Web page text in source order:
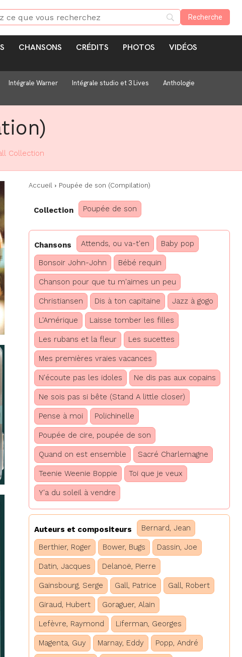
CHANSONS CRÉDITS PHOTOS
VIDÉOS
Intégrale Warner Intégrale studio et 3 Lives
Anthologie
Collection
Accueil Poupée de son (Compilation)
Collection Poupée de son
Chansons Attends, ou va-t'en Baby pop
Bonsoir John-John Bébé requin
Chanson pour que tu m'aimes un peu
Christiansen Dis à ton capitaine Jazz à gogo
L'Amérique Laisse tomber les filles
Les rubans et la fleur Les sucettes
Mes premières vraies vacances
N'écoute pas les idoles Ne dis pas aux copains
Ne sois pas si bête (Stand A little closer)
Pense à moi Polichinelle
Poupée de cire, poupée de son
Quand on est ensemble Sacré Charlemagne
Teenie Weenie Boppie Toi que je veux
Y'a du soleil à vendre
Auteurs et compositeurs Bernard, Jean
Berthier, Roger Bower, Bugs Dassin, Joe
Datin, Jacques Delanoë, Pierre
Gainsbourg, Serge Gall, Patrice Gall, Robert
Giraud, Hubert Goraguer, Alain
Lefèvre, Raymond Liferman, Georges
Magenta, Guy Marnay, Eddy Popp, André